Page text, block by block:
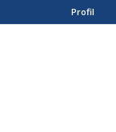
Profil